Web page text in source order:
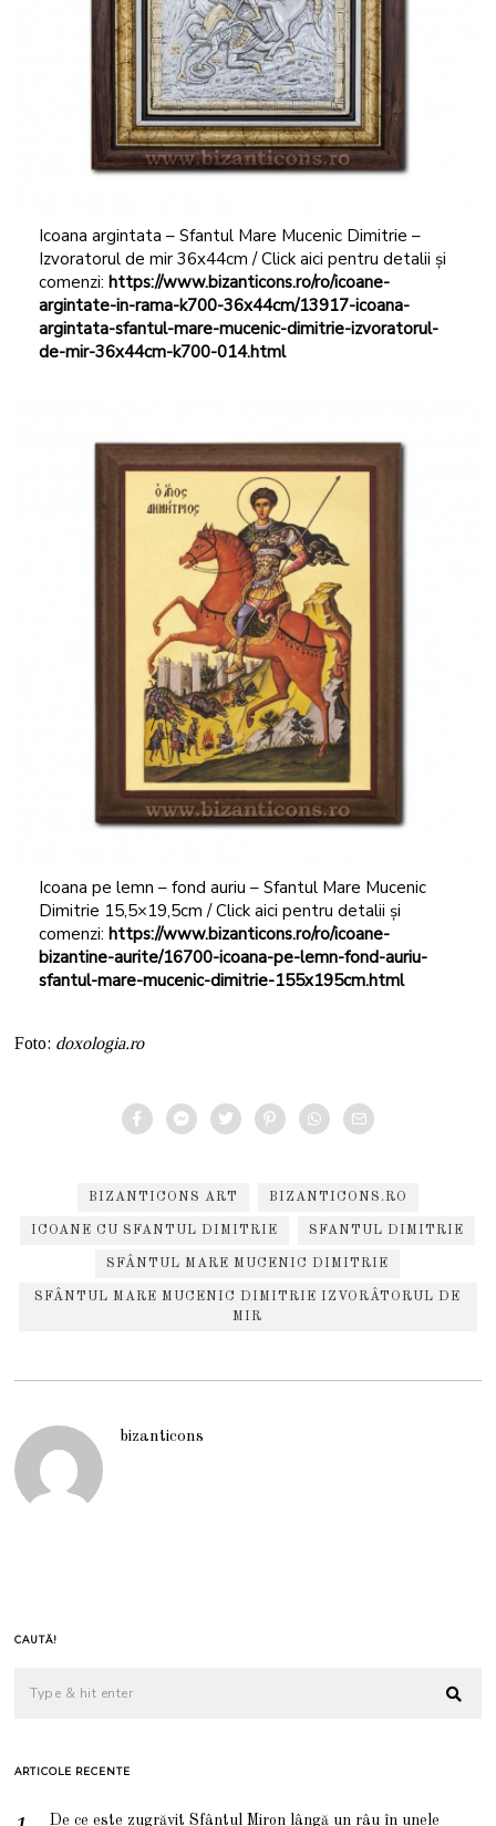
Icoana argintata – Sfantul Mare Mucenic Dimitrie –
Izvoratorul de mir 36x44cm / Click aici pentru detalii și
comenzi: https://www.bizanticons.ro/ro/icoane-
argintate-in-rama-k700-36x44cm/13917-icoana-
argintata-sfantul-mare-mucenic-dimitrie-izvoratorul-
de-mir-36x44cm-k700-014.html
Icoana pe lemn – fond auriu – Sfantul Mare Mucenic
Dimitrie 15,5×19,5cm / Click aici pentru detalii și
comenzi: https://www.bizanticons.ro/ro/icoane-
bizantine-aurite/16700-icoana-pe-lemn-fond-auriu-
sfantul-mare-mucenic-dimitrie-155x195cm.html
Foto: doxologia.ro
BIZANTICONS ART BIZANTICONS.RO
ICOANE CU SFANTUL DIMITRIE SFANTUL DIMITRIE
SFÂNTUL MARE MUCENIC DIMITRIE
SFÂNTUL MARE MUCENIC DIMITRIE IZVORÂTORUL DE
MIR
bizanticons
CAUTĂ!
ARTICOLE RECENTE
De ce este zugrăvit Sfântul Miron lângă un râu în unele